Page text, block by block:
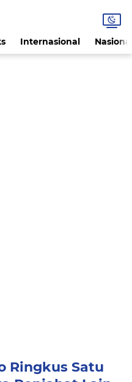
Internasional
Ringkus Satu